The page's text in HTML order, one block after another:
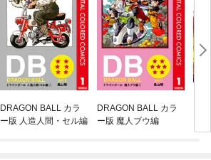
DRAGON BALL カラ
ー版 人造人間・セル編
DRAGON BALL カラ
ー版 魔人ブウ編